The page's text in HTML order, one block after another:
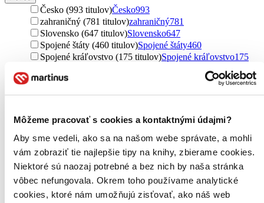
Môžeme pracovať s cookies a kontaktnými údajmi?
Aby sme vedeli, ako sa na našom webe správate, a mohli
vám zobraziť tie najlepšie tipy na knihy, zbierame cookies.
Niektoré sú naozaj potrebné a bez nich by naša stránka
vôbec nefungovala. Okrem toho používame analytické
cookies, ktoré nám umožňujú zisťovať, ako náš web
Česko (993 titulov)Česko993
zahraničný (781 titulov)zahraničný781
Slovensko (647 titulov)Slovensko647
Spojené štáty (460 titulov)Spojené štáty460
Spojené kráľovstvo (175 titulov)Spojené kráľovstvo175
Čína (15 titulov)
Izrael (12 titulov)
Izrael
Švédsko (10 titulov)
Južná Kórea (10 titulov)Južná Kórea10
Kanada (9 titulov)Kanada 9
Francúzsko (9 titulov)Francúzsko9
Írsko (7 titulov)
Holandsko (7 titulov)Holandsko7
Belgicko (6 titulov)Belgicko6